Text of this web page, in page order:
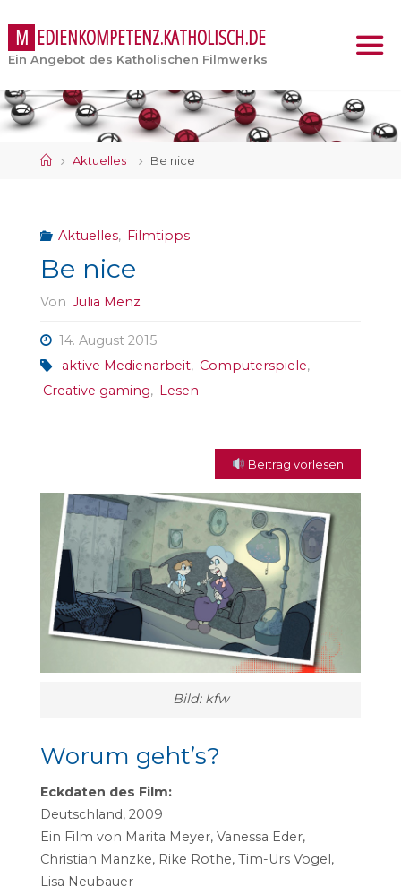
M EDIENKOMPETENZ.KATHOLISCH.DE
Ein Angebot des Katholischen Filmwerks
StartAktuelles Be nice
Aktuelles, Filmtipps
Be nice
Von Julia Menz
14. August 2015
aktive Medienarbeit, Computerspiele,
Creative gaming, Lesen
Beitrag vorlesen
Bild: kfw
Worum geht’s?
Eckdaten des Film:
Deutschland, 2009
Ein Film von Marita Meyer, Vanessa Eder,
Christian Manzke, Rike Rothe, Tim-Urs Vogel,
Lisa Neubauer